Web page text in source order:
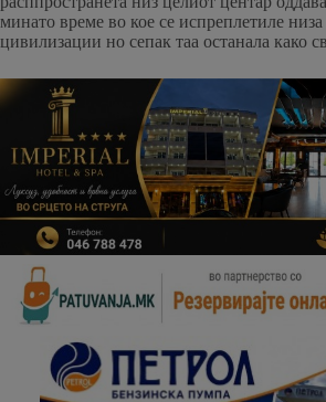
минато време во кое се испреплетиле
цивилизации но сепак таа останала како